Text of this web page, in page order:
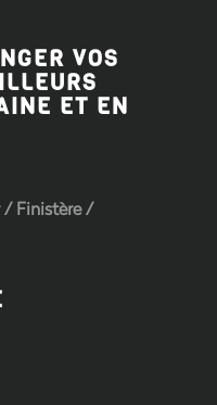
VOS
ET EN
/Finistère/